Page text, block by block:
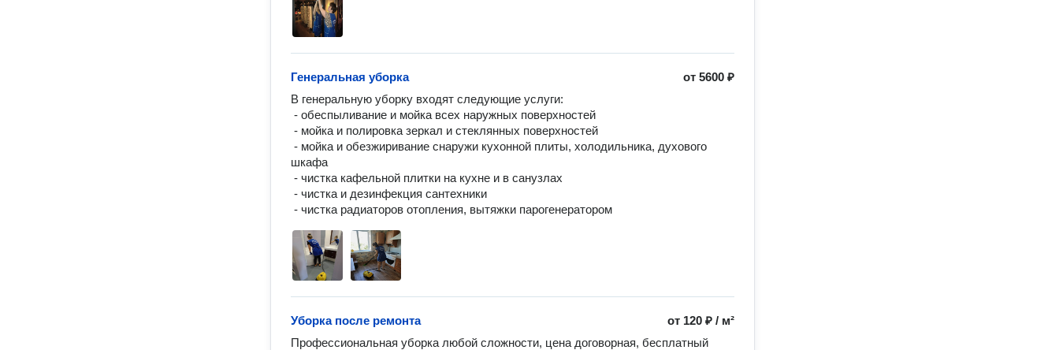
от5600 ₽
Генеральная уборка
В генеральную уборку входят следующие услуги:
шкафа
от 120 ₽ / м²
Уборка после ремонта
Профессиональная уборка любой сложности, цена договорная, бесплатный